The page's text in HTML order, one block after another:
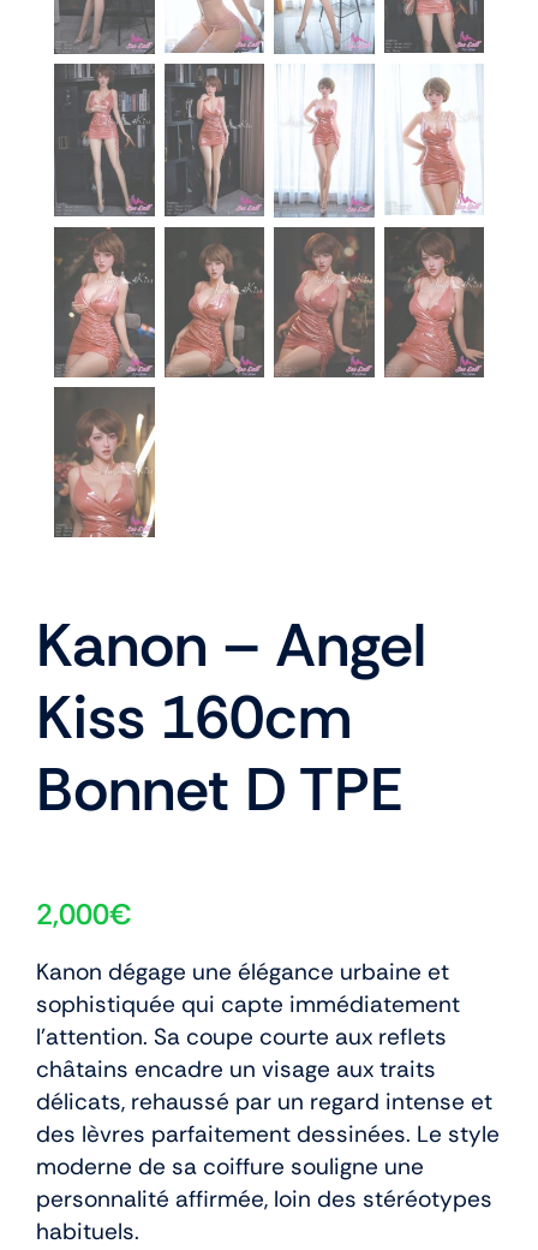
Kanon – Angel
Kiss 160cm
Bonnet D TPE
2,000€
Kanon dégage une élégance urbaine et
sophistiquée qui capte immédiatement
l’attention. Sa coupe courte aux reflets
châtains encadre un visage aux traits
délicats, rehaussé par un regard intense et
des lèvres parfaitement dessinées. Le style
moderne de sa coiffure souligne une
personnalité affirmée, loin des stéréotypes
habituels.